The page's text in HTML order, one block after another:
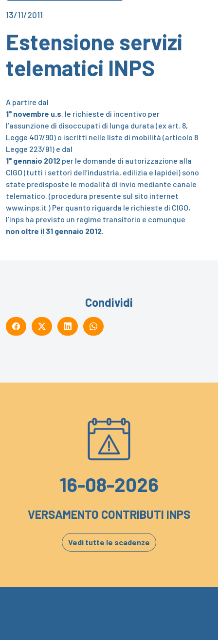
13/11/2011
Estensione servizi
telematici INPS
A partire dal
1° novembre u.s. le richieste di incentivo per
l’assunzione di disoccupati di lunga durata (ex art. 8,
Legge 407/90) o iscritti nelle liste di mobilità (articolo 8
Legge 223/91) e dal
1° gennaio 2012 per le domande di autorizzazione alla
CIGO (tutti i settori dell’industria, edilizia e lapidei) sono
state predisposte le modalità di invio mediante canale
telematico. (procedura presente sul sito internet
www.inps.it ) Per quanto riguarda le richieste di CIGO,
l’inps ha previsto un regime transitorio e comunque
non oltre il 31 gennaio 2012.
Condividi
16-08-2026
VERSAMENTO CONTRIBUTI INPS
Vedi tutte le scadenze